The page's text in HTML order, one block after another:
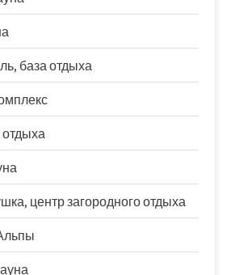
база отдыха
центр загородного отдыха